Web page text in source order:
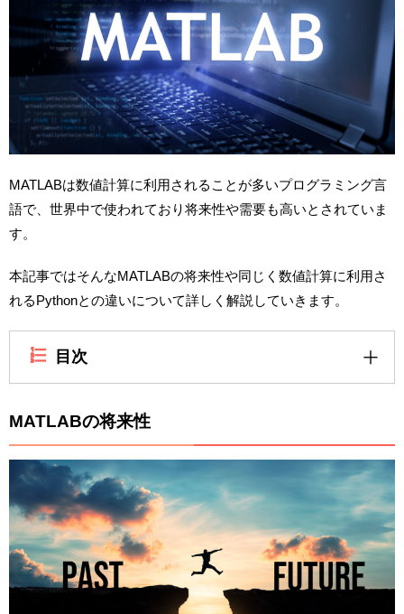
MATLABは数値計算に利用されることが多いプログラミング言
語で、世界中で使われており将来性や需要も高いとされていま
す。
本記事ではそんなMATLABの将来性や同じく数値計算に利用さ
れるPythonとの違いについて詳しく解説していきます。
目次
MATLABの将来性